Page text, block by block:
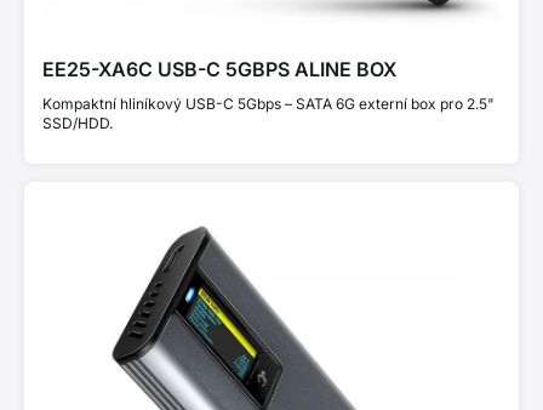
EE25-XA6C USB-C 5GBPS ALINE BOX
Kompaktní hliníkový USB-C 5Gbps – SATA 6G externí box pro 2.5"